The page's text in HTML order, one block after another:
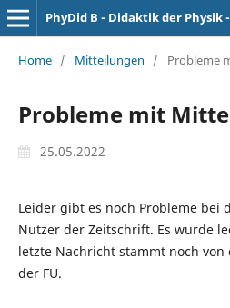
Home / Mitteilungen / Probleme
Probleme mit
25.05.2022
Leider gibt es noch Probleme bei
Nutzer der Zeitschrift. Es wurde
letzte Nachricht stammt noch
der FU.